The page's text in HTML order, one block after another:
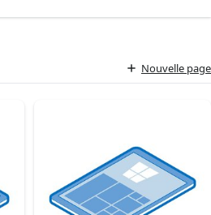
Nouvelle page